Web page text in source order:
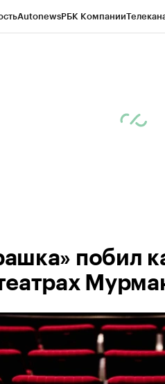
AutonewsРБК Компании
побил